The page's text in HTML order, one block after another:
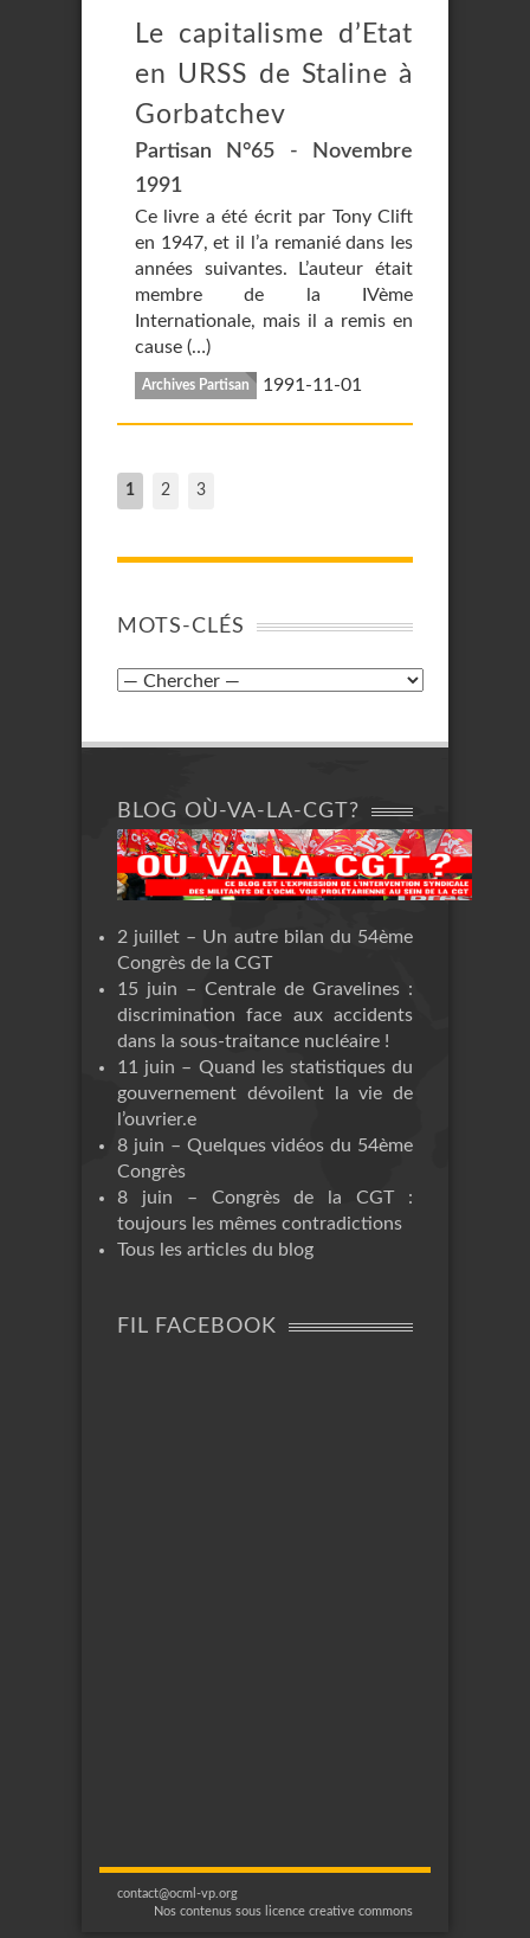
Le capitalisme d’Etat
en URSS de Staline à
Gorbatchev
Partisan N°65 - Novembre
1991
Ce livre a été écrit par Tony Clift
en 1947, et il l’a remanié dans les
années suivantes. L’auteur était
membre de la IVème
Internationale, mais il a remis en
cause (…)
Archives Partisan 1991-11-01
1 2 3
MOTS-CLÉS
BLOG OÙ-VA-LA-CGT?
2 juillet – Un autre bilan du 54ème
Congrès de la CGT
15 juin – Centrale de Gravelines :
discrimination face aux accidents
dans la sous-traitance nucléaire !
11 juin – Quand les statistiques du
gouvernement dévoilent la vie de
l’ouvrier.e
8 juin – Quelques vidéos du 54ème
Congrès
8 juin – Congrès de la CGT :
toujours les mêmes contradictions
Tous les articles du blog
FIL FACEBOOK
contact@ocml-vp.org
Nos contenus sous licence creative commons